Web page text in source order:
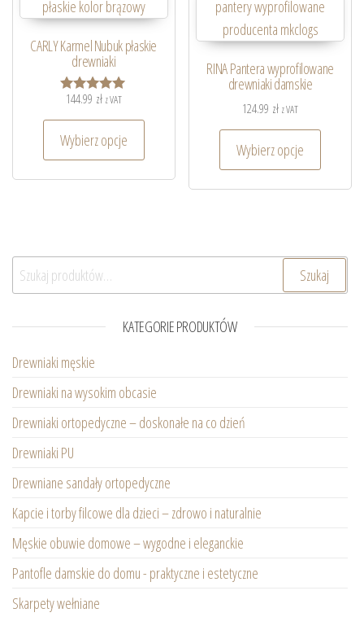
CARLY Karmel Nubuk płaskie
drewniaki
Oceniono
144.99 zł z VAT
Wybierz opcje
RINA Pantera wyprofilowane
drewniaki damskie
124.99 zł z VAT
Wybierz opcje
Szukaj: Szukaj
KATEGORIE PRODUKTÓW
Drewniaki męskie
Drewniaki na wysokim obcasie
Drewniaki ortopedyczne – doskonałe na co dzień
Drewniaki PU
Drewniane sandały ortopedyczne
Kapcie i torby filcowe dla dzieci – zdrowo i naturalnie
Męskie obuwie domowe – wygodne i eleganckie
Pantofle damskie do domu - praktyczne i estetyczne
Skarpety wełniane